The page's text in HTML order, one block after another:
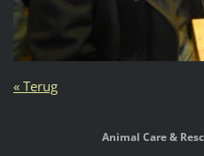
« Terug
Animal Care &